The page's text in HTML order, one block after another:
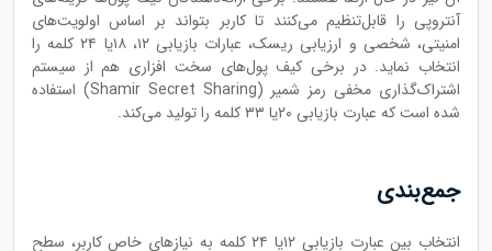
آنتروپی را قابل‌تنظیم می‌کنند تا کاربر بتواند بر اساس اولویت‌های
امنیتی، شخصی و ارزیابی ریسک، عبارات بازیابی ۱۲، ۱۸یا ۲۴ کلمه را
انتخاب نماید. در برخی کیف پول‌های سخت افزاری هم از سیستم
اشتراک‌گذاری مخفی رمز شمیر (Shamir Secret Sharing) استفاده
شده است که عبارت بازیابی ۲۰یا ۳۳ کلمه را تولید می‌کند.
جمع‌‌بندی
انتخاب بین عبارت بازیابی ۱۲یا ۲۴ کلمه به نیازهای خاص کاربر، سطح